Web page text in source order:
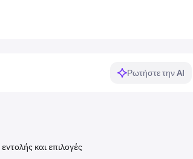
Ρωτήστε την AI
και επιλογές